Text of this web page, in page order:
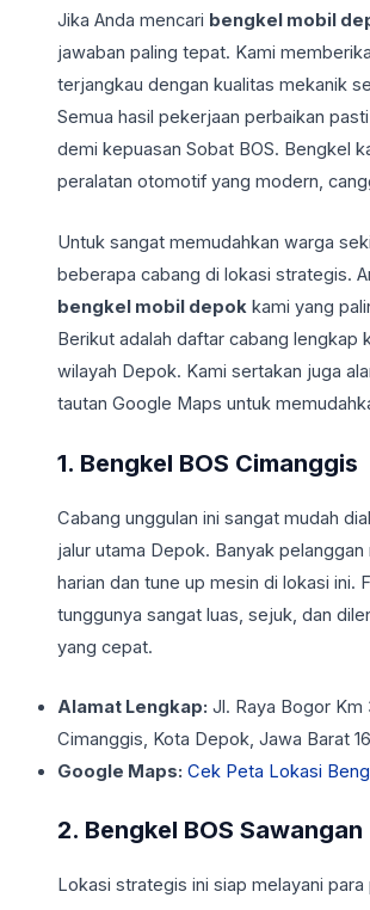
Jika Anda mencari bengkel mobil
jawaban paling tepat. Kami
terjangkau dengan kualitas mekanik
Semua hasil pekerjaan perbaikan
demi kepuasan Sobat BOS. Bengkel
peralatan otomotif yang modern,
Untuk sangat memudahkan warga
beberapa cabang di lokasi strategis.
bengkel mobil depokkami yang
Berikut adalah daftar cabang lengkap
wilayah Depok. Kami sertakan juga
tautan Google Maps untuk
1. Bengkel BOS Cimanggis
Cabang unggulan ini sangat mudah
jalur utama Depok. Banyak
harian dan tune up mesin di lokasi ini.
tunggunya sangat luas, sejuk, dan
yang cepat.
Alamat Lengkap: Jl. Raya Bogor Km
Cimanggis, Kota Depok, Jawa Barat
Google Maps: Cek Peta Lokasi
2. Bengkel BOS Sawangan
Lokasi strategis ini siap melayani